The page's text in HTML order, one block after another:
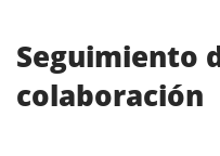
Seguimiento
colaboración